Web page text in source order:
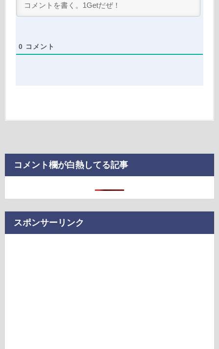
0 コメント
コメント欄が白熱してる記事
スポンサーリンク